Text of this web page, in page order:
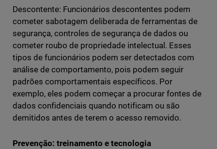
Descontente: Funcionários descontentes podem
cometer sabotagem deliberada de ferramentas de
segurança, controles de segurança de dados ou
cometer roubo de propriedade intelectual. Esses
tipos de funcionários podem ser detectados com
análise de comportamento, pois podem seguir
padrões comportamentais específicos. Por
exemplo, eles podem começar a procurar fontes de
dados confidenciais quando notificam ou são
demitidos antes de terem o acesso removido.
Prevenção: treinamento e tecnologia